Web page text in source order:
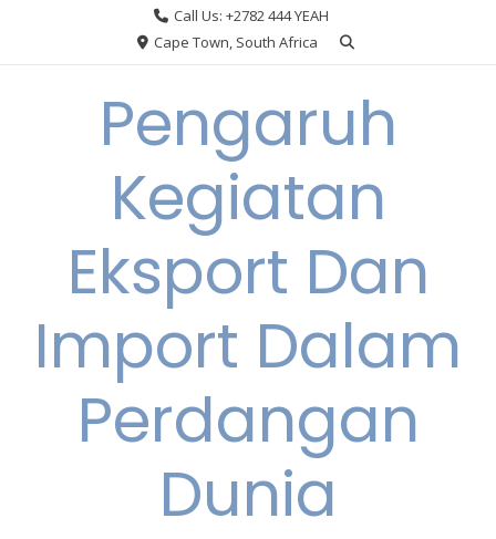
Call Us: +2782 444 YEAH
Cape Town, South Africa
Pengaruh
Kegiatan
Eksport Dan
Import Dalam
Perdangan
Dunia